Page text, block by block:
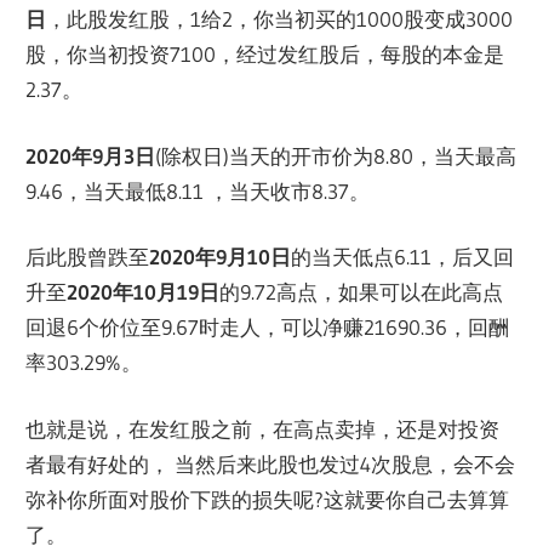
日 ，此股发红股，1给2，你当初买的1000股变成3000
股，你当初投资7100，经过发红股后，每股的本金是
2.37。
2020年9月3日(除权日)当天的开市价为8.80，当天最高
9.46，当天最低8.11 ，当天收市8.37。
后此股曾跌至2020年9月10日的当天低点6.11，后又回
升至2020年10月19日的9.72高点，如果可以在此高点
回退6个价位至9.67时走人，可以净赚21690.36，回酬
率303.29%。
也就是说，在发红股之前，在高点卖掉，还是对投资
者最有好处的， 当然后来此股也发过4次股息，会不会
弥补你所面对股价下跌的损失呢?这就要你自己去算算
了。